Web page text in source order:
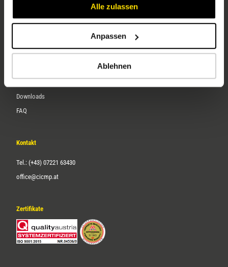
Alle zulassen
Anpassen
Ablehnen
Service
Downloads
FAQ
Kontakt
Tel.: (+43) 07221 63430
office@cicmp.at
Zertifikate